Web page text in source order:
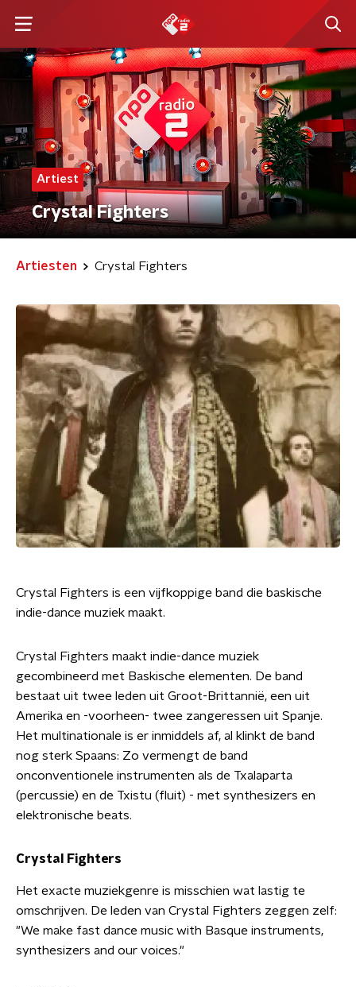
Artiest
Crystal Fighters
Artiesten Crystal Fighters
Crystal Fighters is een vijfkoppige band die baskische
indie-dance muziek maakt.
Crystal Fighters maakt indie-dance muziek
gecombineerd met Baskische elementen. De band
bestaat uit twee leden uit Groot-Brittannië, een uit
Amerika en -voorheen- twee zangeressen uit Spanje.
Het multinationale is er inmiddels af, al klinkt de band
nog sterk Spaans: Zo vermengt de band
onconventionele instrumenten als de Txalaparta
(percussie) en de Txistu (fluit) - met synthesizers en
elektronische beats.
Crystal Fighters
Het exacte muziekgenre is misschien wat lastig te
omschrijven. De leden van Crystal Fighters zeggen zelf:
"We make fast dance music with Basque instruments,
synthesizers and our voices."